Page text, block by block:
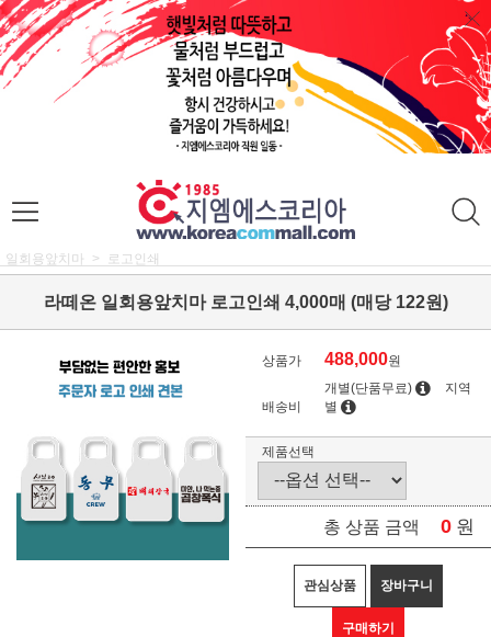
일회용앞치마 로고인쇄
라떼온 일회용앞치마 로고인쇄 4,000매 (매당 122원)
상품가 488,000원
배송비
개별(단품무료)
지역
별
제품선택
총 상품 금액 0 원
관심상품 장바구니
구매하기